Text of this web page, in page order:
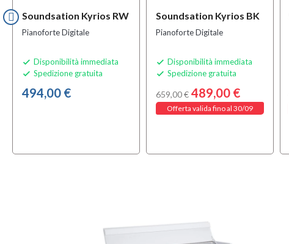
Soundsation Kyrios RW
Pianoforte Digitale
 Disponibilità immediata
 Spedizione gratuita
494,00 €
Soundsation Kyrios BK
Pianoforte Digitale
 Disponibilità immediata
 Spedizione gratuita
659,00 € 489,00 €
Offerta valida fino al 30/09